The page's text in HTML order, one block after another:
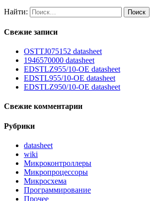
Найти:
Свежие записи
OSTTJ075152 datasheet
1946570000 datasheet
EDSTLZ955/10-OE datasheet
EDSTL955/10-OE datasheet
EDSTLZ950/10-OE datasheet
Свежие комментарии
Рубрики
datasheet
wiki
Микроконтроллеры
Микропроцессоры
Микросхема
Программирование
Прочее